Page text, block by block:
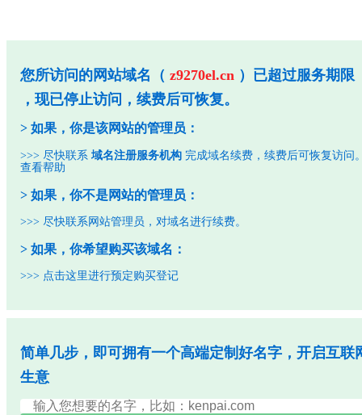
您所访问的网站域名（z9270el.cn ）已超过服务期限
，现已停止访问，续费后可恢复。
> 如果，你是该网站的管理员：
>>> 尽快联系域名注册服务机构 完成域名续费，续费后可恢复访问
查看帮助
> 如果，你不是网站的管理员：
>>> 尽快联系网站管理员，对域名进行续费。
> 如果，你希望购买该域名：
>>> 点击这里进行预定购买登记
简单几步，即可拥有一个高端定制好名字，开启互联
生意